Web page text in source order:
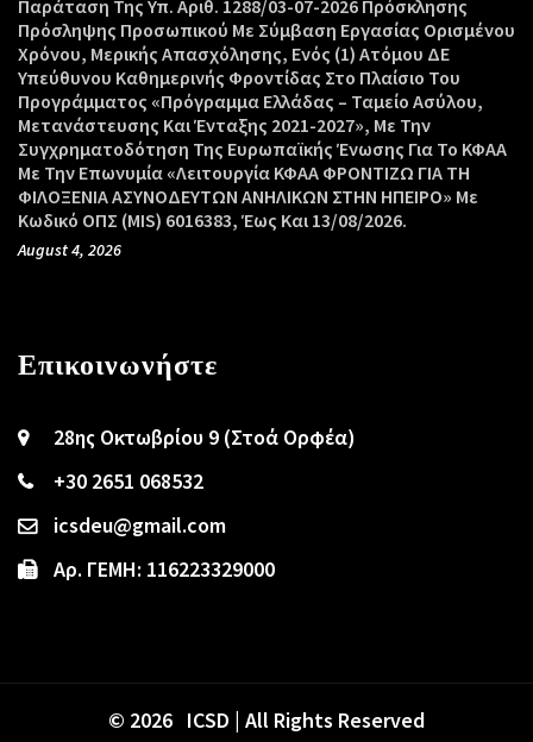
Παράταση Της Υπ. Αριθ. 1288/03-07-2026 Πρόσκλησης
Πρόσληψης Προσωπικού Με Σύμβαση Εργασίας Ορισμένου
Χρόνου, Μερικής Απασχόλησης, Ενός (1) Ατόμου ΔΕ
Υπεύθυνου Καθημερινής Φροντίδας Στο Πλαίσιο Του
Προγράμματος «Πρόγραμμα Ελλάδας – Ταμείο Ασύλου,
Μετανάστευσης Και Ένταξης 2021-2027», Με Την
Συγχρηματοδότηση Της Ευρωπαϊκής Ένωσης Για Το ΚΦΑΑ
Με Την Επωνυμία «Λειτουργία ΚΦΑΑ ΦΡΟΝΤΙΖΩ ΓΙΑ ΤΗ
ΦΙΛΟΞΕΝΙΑ ΑΣΥΝΟΔΕΥΤΩΝ ΑΝΗΛΙΚΩΝ ΣΤΗΝ ΗΠΕΙΡΟ» Με
Κωδικό ΟΠΣ (MIS) 6016383, Έως Και 13/08/2026.
August 4, 2026
Επικοινωνήστε
28ης Οκτωβρίου 9 (Στοά Ορφέα)
+30 2651 068532
icsdeu@gmail.com
Αρ. ΓΕΜΗ: 116223329000
© 2026 ICSD | All Rights Reserved